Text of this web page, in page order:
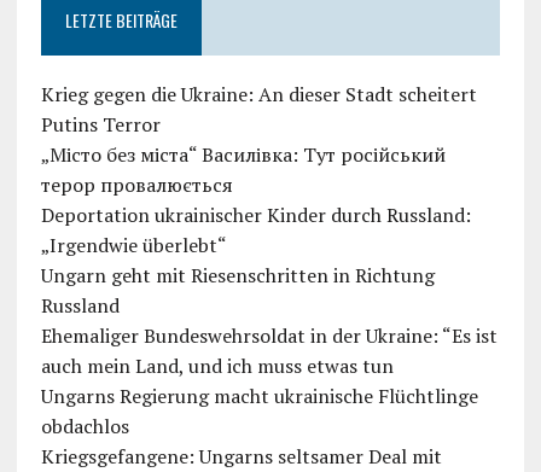
LETZTE BEITRÄGE
Krieg gegen die Ukraine: An dieser Stadt scheitert
Putins Terror
„Місто без міста“ Василівка: Тут російський
терор провалюється
Deportation ukrainischer Kinder durch Russland:
„Irgendwie überlebt“
Ungarn geht mit Riesenschritten in Richtung
Russland
Ehemaliger Bundeswehrsoldat in der Ukraine: “Es ist
auch mein Land, und ich muss etwas tun
Ungarns Regierung macht ukrainische Flüchtlinge
obdachlos
Kriegsgefangene: Ungarns seltsamer Deal mit